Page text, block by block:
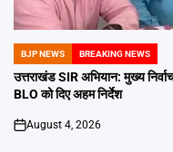
POSTED
IN
BJP NEWS BREAKING NEWS
उत्तराखंड SIR अभियान: मुख्य
BLO को दिए अहम निर्देश
on
August 4, 2026